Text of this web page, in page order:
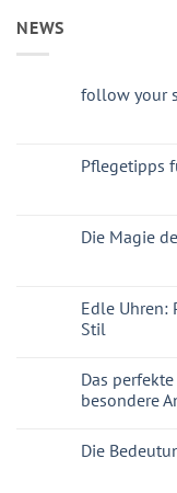
NEWS
follow your
Pflegetipps
Die Magie
Edle Uhren:
Stil
Das
besondere
Die